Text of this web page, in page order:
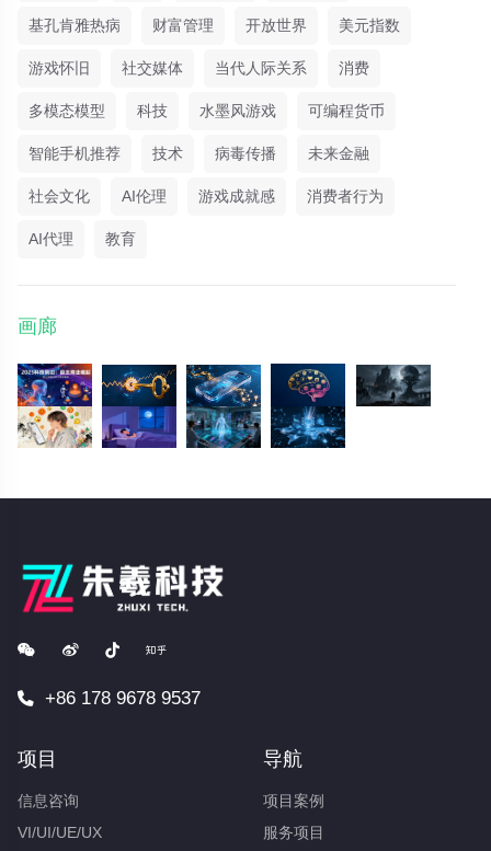
基孔肯雅热病 财富管理 开放世界 美元指数
游戏怀旧 社交媒体 当代人际关系 消费
多模态模型 科技 水墨风游戏 可编程货币
智能手机推荐 技术 病毒传播 未来金融
社会文化 AI伦理 游戏成就感 消费者行为
AI代理 教育
画廊
+86 178 9678 9537
项目
信息咨询
VI/UI/UE/UX
导航
项目案例
服务项目